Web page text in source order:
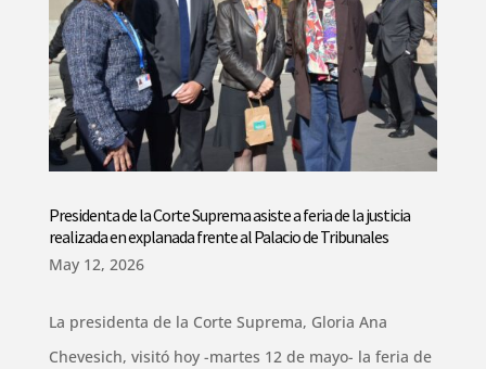
Presidenta de la Corte Suprema asiste a feria de la justicia
realizada en explanada frente al Palacio de Tribunales
May 12, 2026
La presidenta de la Corte Suprema, Gloria Ana
Chevesich, visitó hoy -martes 12 de mayo- la feria de